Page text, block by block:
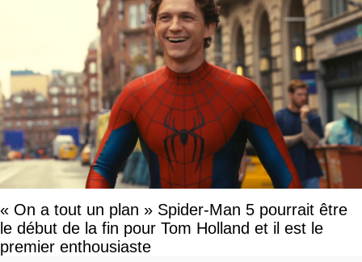
« On a tout un plan » Spider-Man 5 pourrait être
le début de la fin pour Tom Holland et il est le
premier enthousiaste